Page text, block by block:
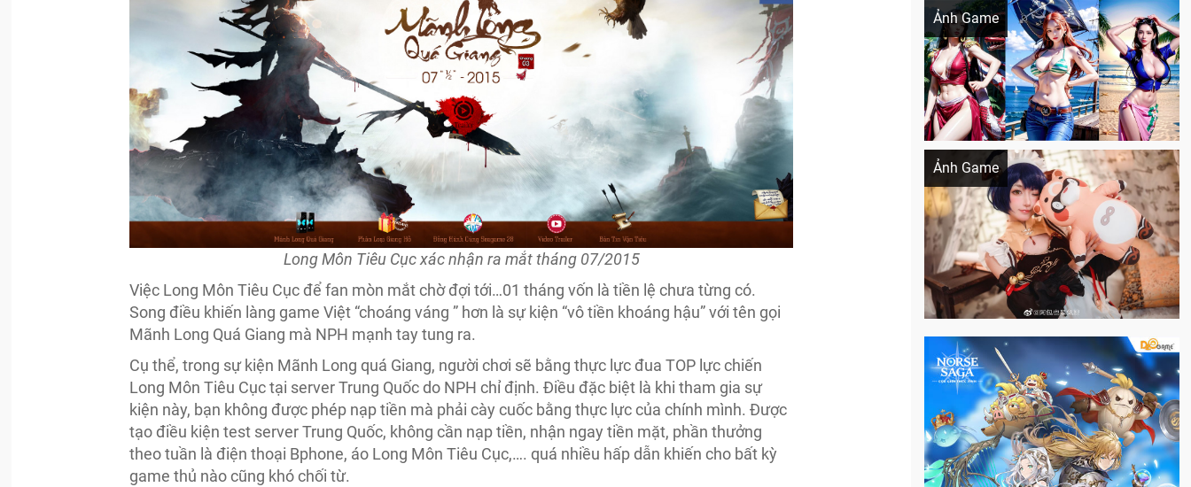
Long Môn Tiêu Cục xác nhận ra mắt tháng 07/2015
Việc Long Môn Tiêu Cục để fan mòn mắt chờ đợi tới…01 tháng vốn là tiền lệ chưa từng có.
Song điều khiến làng game Việt “choáng váng ” hơn là sự kiện “vô tiền khoáng hậu” với tên gọi
Mãnh Long Quá Giang mà NPH mạnh tay tung ra.
Cụ thể, trong sự kiện Mãnh Long quá Giang, người chơi sẽ bằng thực lực đua TOP lực chiến
Long Môn Tiêu Cục tại server Trung Quốc do NPH chỉ định. Điều đặc biệt là khi tham gia sự
kiện này, bạn không được phép nạp tiền mà phải cày cuốc bằng thực lực của chính mình. Được
tạo điều kiện test server Trung Quốc, không cần nạp tiền, nhận ngay tiền mặt, phần thưởng
theo tuần là điện thoại Bphone, áo Long Môn Tiêu Cục,…. quá nhiều hấp dẫn khiến cho bất kỳ
game thủ nào cũng khó chối từ.
Ảnh Game
Ảnh Game
Cosplay Xiangling siêu cute